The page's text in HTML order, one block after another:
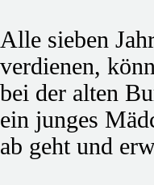
Alle sieben
verdienen,
bei der alten
ein junges
ab geht und